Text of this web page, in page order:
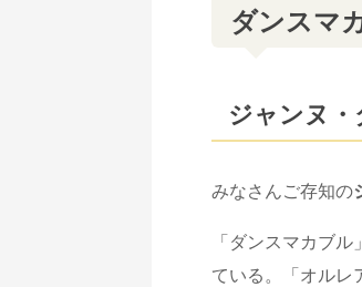
ダンスマ
ジャンヌ・
みなさんご存知の
「ダンスマカブ
ている。「オルレ